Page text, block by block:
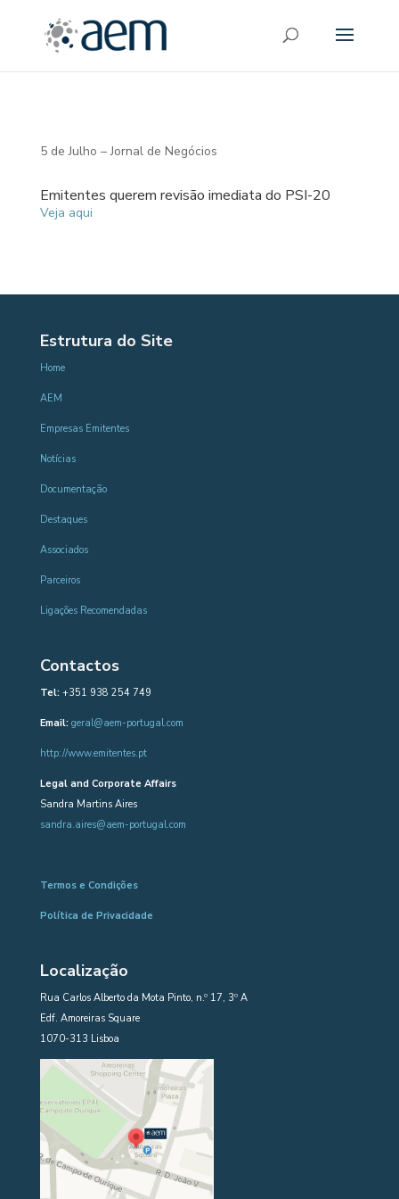
5 de Julho – Jornal de Negócios
Emitentes querem revisão imediata do PSI-20
Veja aqui
Estrutura do Site
Home
AEM
Empresas Emitentes
Notícias
Documentação
Destaques
Associados
Parceiros
Ligações Recomendadas
Contactos
Tel:+351 938 254 749
Email: geral@aem-portugal.com
http://www.emitentes.pt
Legal and Corporate Affairs
Sandra Martins Aires
sandra.aires@aem-portugal.com
Termos e Condições
Política de Privacidade
Localização
Rua Carlos Alberto da Mota Pinto, n.º 17, 3º A
Edf. Amoreiras Square
1070-313 Lisboa